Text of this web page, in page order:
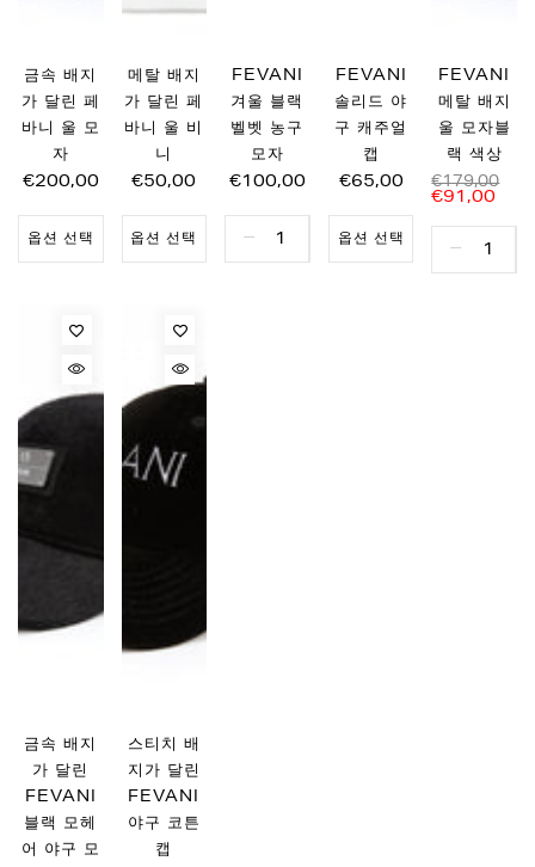
금속 배지
가 달린 페
바니 울 모
자
€200,00
옵션 선택
메탈 배지
가 달린 페
바니 울 비
니
€50,00
옵션 선택
FEVANI
겨울 블랙
벨벳 농구
모자
€100,00
FEVANI
솔리드 야
구 캐주얼
캡
€65,00
옵션 선택
FEVANI
메탈 배지
울 모자블
랙 색상
€179,00
€91,00
금속 배지
가 달린
FEVANI
블랙 모헤
어 야구 모
스티치 배
지가 달린
FEVANI
야구 코튼
캡